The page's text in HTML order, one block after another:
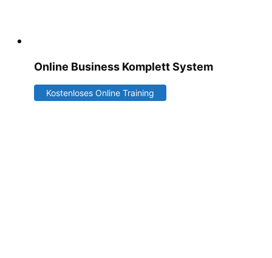
Online Business Komplett System
Kostenloses Online Training